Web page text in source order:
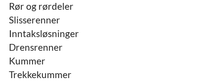
Rør og rørdeler
Slisserenner
Inntaksløsninger
Drensrenner
Kummer
Trekkekummer